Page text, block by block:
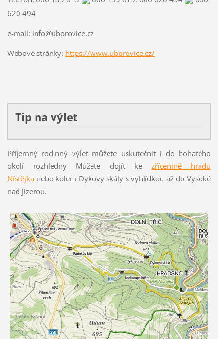
620 494
e-mail: info@uborovice.cz
Webové stránky: https://www.uborovice.cz/
Tip na výlet
Příjemný rodinný výlet můžete uskutečnit i do bohatého
okolí rozhledny Můžete dojít ke zřícenině hradu
Nístějkanebo kolem Dykovy skály s vyhlídkou až do Vysoké
nad Jizerou.